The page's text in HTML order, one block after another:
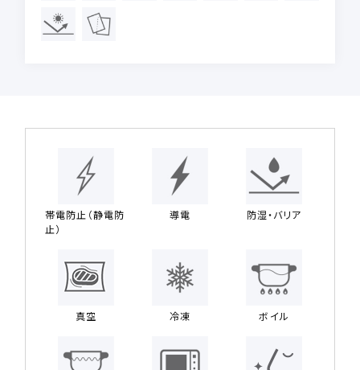
帯電防止（静電防
止）
導電 防湿・バリア
真空 冷凍 ボイル